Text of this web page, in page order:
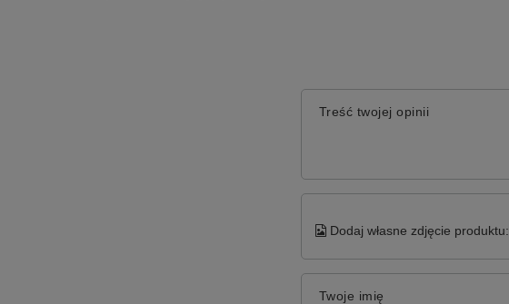
Treść twojej opinii
Dodaj własne zdjęcie produktu:
Twoje imię